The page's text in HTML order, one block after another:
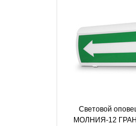
Световой
МОЛНИЯ-12